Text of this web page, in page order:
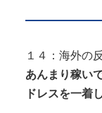
１４：海外の
あんまり稼い
ドレスを一着